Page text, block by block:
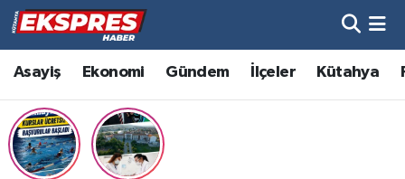
Asayiş Ekonomi Gündem İlçeler Kütahya
Altıntaş
Asayiş
Aslanapa
Hava Durumu
Trafik Durumu
Süper Lig Puan Durumu ve Fikstür